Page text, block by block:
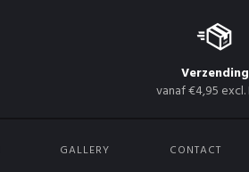
Verzending
vanaf €4,95 excl.
GALLERY CONTACT